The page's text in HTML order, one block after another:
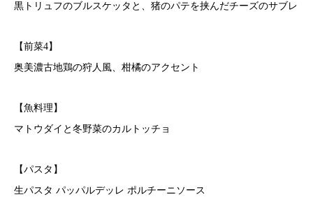
黒トリュフのブルスケッタと、猪のパテを挟んだチーズのサブレ
【前菜4】
奥美濃古地鶏の狩人風、柑橘のアクセント
【魚料理】
マトウダイと冬野菜のカルトッチョ
【パスタ】
生パスタ パッパルデッレ ポルチーニソース